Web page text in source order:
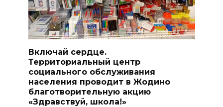
Включай сердце.
Территориальный центр
социального обслуживания
населения проводит в Жодино
благотворительную акцию
«Здравствуй, школа!»